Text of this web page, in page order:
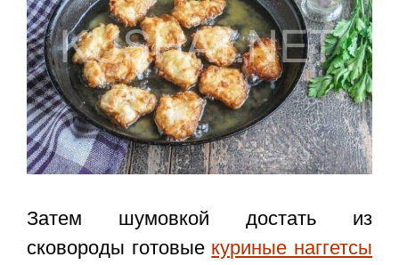
Затем шумовкой достать из
сковороды готовые куриные наггетсы